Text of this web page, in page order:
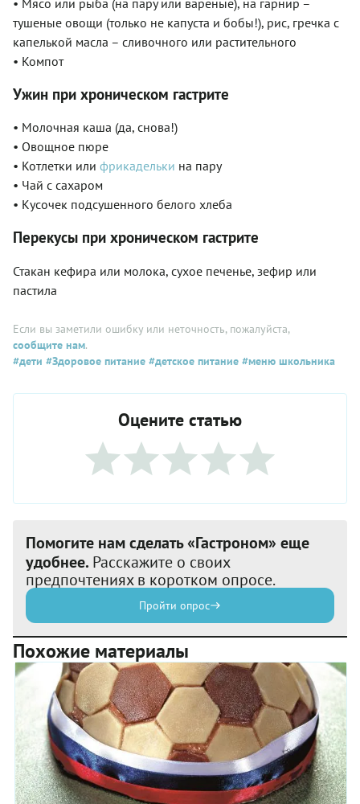
тушеные овощи (только не капуста и бобы!), рис, гречка с
капелькой масла – сливочного или растительного
• Компот
Ужин при хроническом гастрите
• Молочная каша (да, снова!)
• Овощное пюре
• Котлетки или фрикадельки на пару
• Чай с сахаром
• Кусочек подсушенного белого хлеба
Перекусы при хроническом гастрите
Стакан кефира или молока, сухое печенье, зефир или
пастила
Если вы заметили ошибку или неточность, пожалуйста,
сообщите нам.
#дети #Здоровое питание #детское питание #меню школьника
Оцените статью
Помогите нам сделать «Гастроном» еще
удобнее. Расскажите о своих
предпочтениях в коротком опросе.
Пройти опрос
Похожие материалы